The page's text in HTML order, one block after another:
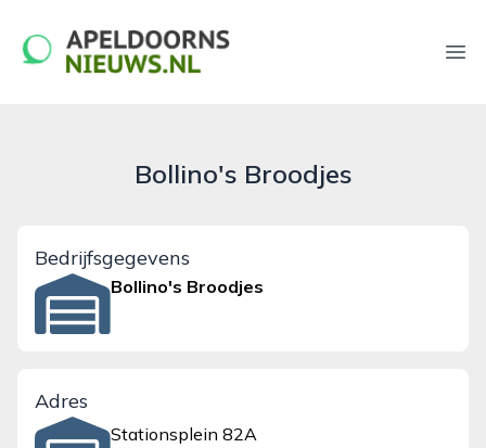
apeldoornsnieuws.nl
Bollino's Broodjes
Bedrijfsgegevens
Bollino's Broodjes
Adres
Stationsplein 82A